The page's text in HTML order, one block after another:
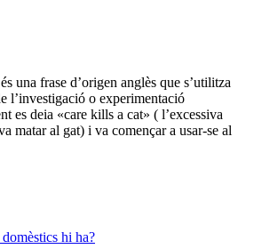
una frase d’origen anglès que s’utilitza
l’investigació o experimentació
es deia «care kills a cat» ( l’excessiva
matar al gat) i va començar a usar-se al